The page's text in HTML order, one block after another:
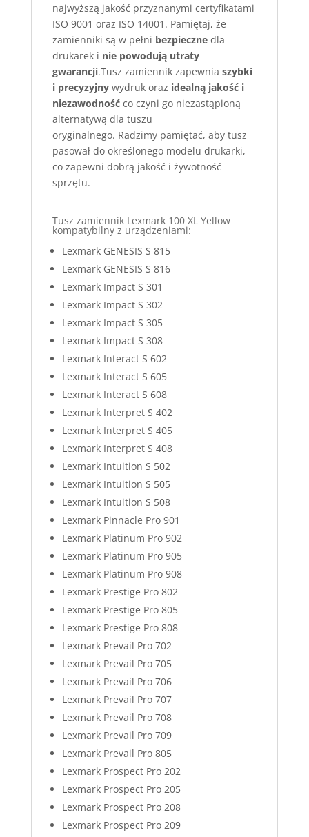
najwyższą jakość przyznanymi certyfikatami
ISO 9001 oraz ISO 14001. Pamiętaj, że
zamienniki są w pełni bezpiecznedla
drukarek i nie powodują utraty
gwarancji.Tusz zamiennik zapewnia szybki
i precyzyjnywydruk oraz idealną jakość i
niezawodnośćco czyni go niezastąpioną
alternatywą dla tuszu
oryginalnego. Radzimy pamiętać, aby tusz
pasował do określonego modelu drukarki,
co zapewni dobrą jakość i żywotność
sprzętu.
Tusz zamiennik Lexmark 100 XL Yellow
kompatybilny z urządzeniami:
Lexmark GENESIS S 815
Lexmark GENESIS S 816
Lexmark Impact S 301
Lexmark Impact S 302
Lexmark Impact S 305
Lexmark Impact S 308
Lexmark Interact S 602
Lexmark Interact S 605
Lexmark Interact S 608
Lexmark Interpret S 402
Lexmark Interpret S 405
Lexmark Interpret S 408
Lexmark Intuition S 502
Lexmark Intuition S 505
Lexmark Intuition S 508
Lexmark Pinnacle Pro 901
Lexmark Platinum Pro 902
Lexmark Platinum Pro 905
Lexmark Platinum Pro 908
Lexmark Prestige Pro 802
Lexmark Prestige Pro 805
Lexmark Prestige Pro 808
Lexmark Prevail Pro 702
Lexmark Prevail Pro 705
Lexmark Prevail Pro 706
Lexmark Prevail Pro 707
Lexmark Prevail Pro 708
Lexmark Prevail Pro 709
Lexmark Prevail Pro 805
Lexmark Prospect Pro 202
Lexmark Prospect Pro 205
Lexmark Prospect Pro 208
Lexmark Prospect Pro 209